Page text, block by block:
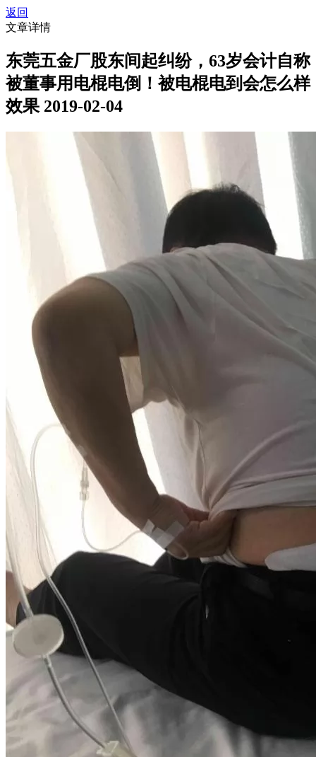
返回
文章详情
东莞五金厂股东间起纠纷，63岁会计自称
被董事用电棍电倒！被电棍电到会怎么样
效果 2019-02-04